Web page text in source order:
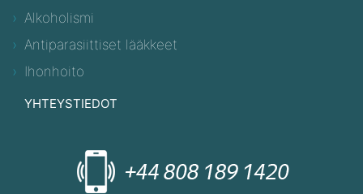
Alkoholismi
Antiparasiittiset lääkkeet
Ihonhoito
YHTEYSTIEDOT